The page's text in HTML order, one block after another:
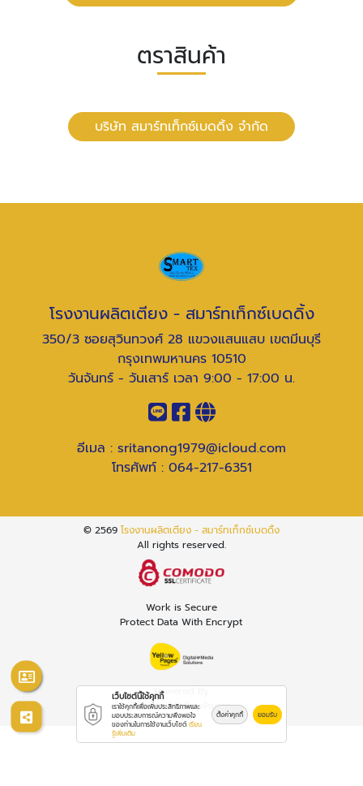
ตราสินค้า
บริษัท สมาร์ทเท็กซ์เบดดิ้ง จำกัด
โรงงานผลิตเตียง - สมาร์ทเท็กซ์เบดดิ้ง
350/3 ซอยสุวินทวงศ์ 28 แขวงแสนแสบ เขตมีนบุรี
กรุงเทพมหานคร 10510
วันจันทร์ - วันเสาร์ เวลา 9:00 - 17:00 น.
อีเมล : sritanong1979@icloud.com
โทรศัพท์ : 064-217-6351
© 2569 โรงงานผลิตเตียง - สมาร์ทเท็กซ์เบดดิ้ง
All rights reserved.
Work is Secure
Protect Data With Encrypt
Powered By
Thailand YellowPages
เว็บไซต์นี้ใช้คุกกี้
เราใช้คุกกี้เพื่อเพิ่มประสิทธิภาพและ
มอบประสบการณ์ความพึงพอใจ
ของท่านในการใช้งานเว็บไซต์ เรียน
รู้เพิ่มเติม
ตั้งค่าคุกกี้ ยอมรับ